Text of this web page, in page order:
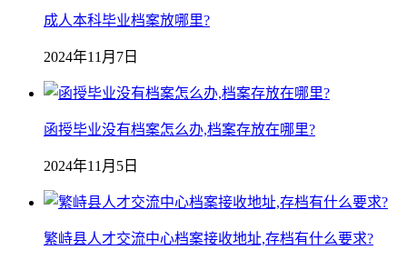
成人本科毕业档案放哪里?
2024年11月7日
函授毕业没有档案怎么办,档案存放在哪里?
2024年11月5日
繁峙县人才交流中心档案接收地址,存档有什么要求?